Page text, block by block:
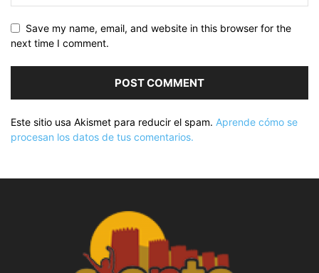
Save my name, email, and website in this browser for the
next time I comment.
Este sitio usa Akismet para reducir el spam. Aprende cómo se
procesan los datos de tus comentarios.